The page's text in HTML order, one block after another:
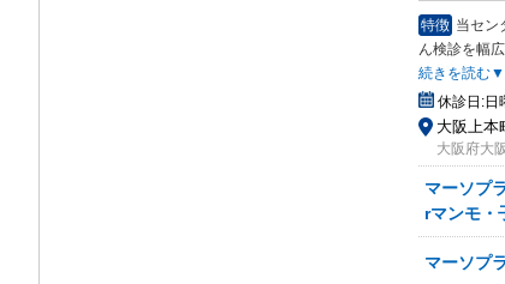
特徴 当セン
ん検診を幅
続きを読む▼
休診日:日
大阪上本
大阪府大
マーソプ
rマンモ・
マーソプ